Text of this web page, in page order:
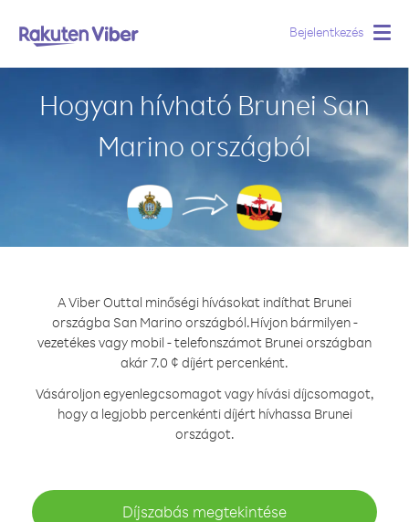
Bejelentkezés
Hogyan hívható Brunei San
Marino országból
A Viber Outtal minőségi hívásokat indíthat Brunei
országba San Marino országból.Hívjon bármilyen -
vezetékes vagy mobil - telefonszámot Brunei országban
akár 7.0 ¢ díjért percenként.
Vásároljon egyenlegcsomagot vagy hívási díjcsomagot,
hogy a legjobb percenkénti díjért hívhassa Brunei
országot.
Díjszabás megtekintése